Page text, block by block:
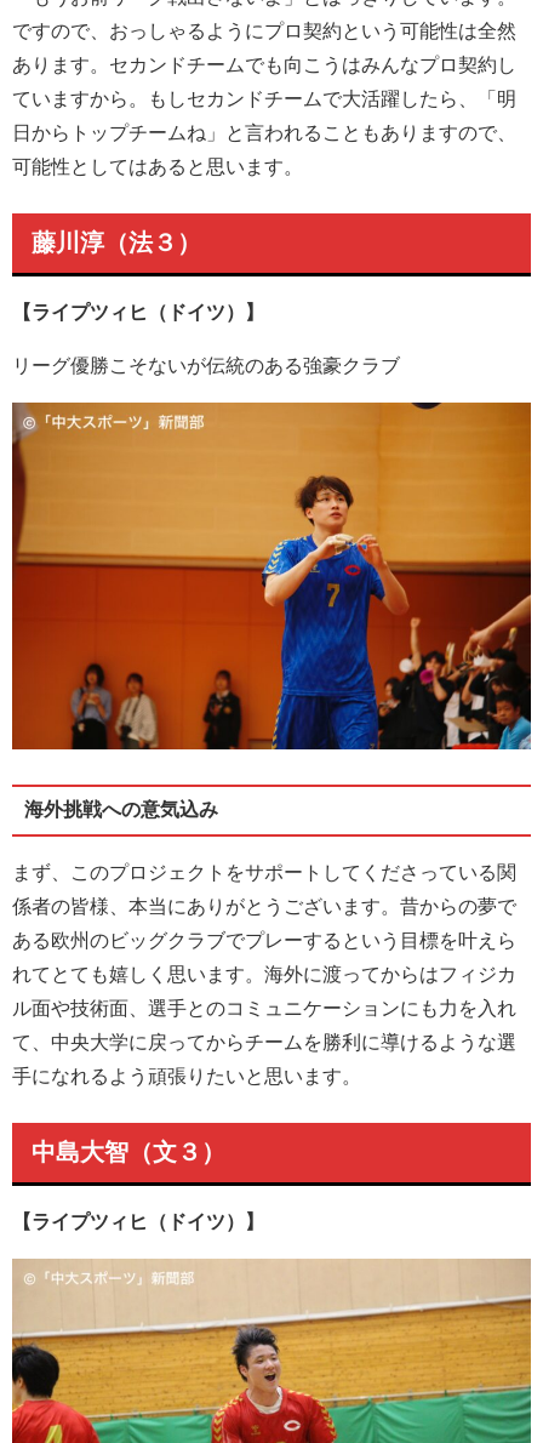
ですので、おっしゃるようにプロ契約という可能性は全然
あります。セカンドチームでも向こうはみんなプロ契約し
ていますから。もしセカンドチームで大活躍したら、「明
日からトップチームね」と言われることもありますので、
可能性としてはあると思います。
藤川淳（法３）
【ライプツィヒ（ドイツ）】
リーグ優勝こそないが伝統のある強豪クラブ
海外挑戦への意気込み
まず、このプロジェクトをサポートしてくださっている関
係者の皆様、本当にありがとうございます。昔からの夢で
ある欧州のビッグクラブでプレーするという目標を叶えら
れてとても嬉しく思います。海外に渡ってからはフィジカ
ル面や技術面、選手とのコミュニケーションにも力を入れ
て、中央大学に戻ってからチームを勝利に導けるような選
手になれるよう頑張りたいと思います。
中島大智（文３）
【ライプツィヒ（ドイツ）】